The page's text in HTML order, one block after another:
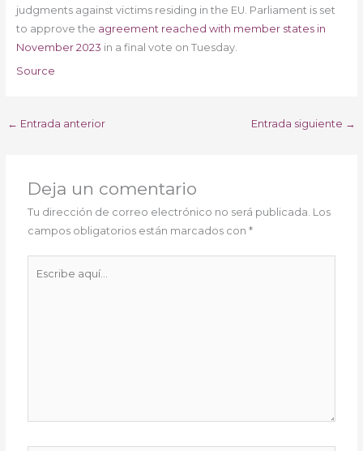
judgments against victims residing in the EU. Parliament is set
to approve the agreement reached with member states in
November 2023 in a final vote on Tuesday.
Source
← Entrada anterior Entrada siguiente →
Deja un comentario
Tu dirección de correo electrónico no será publicada. Los
campos obligatorios están marcados con*